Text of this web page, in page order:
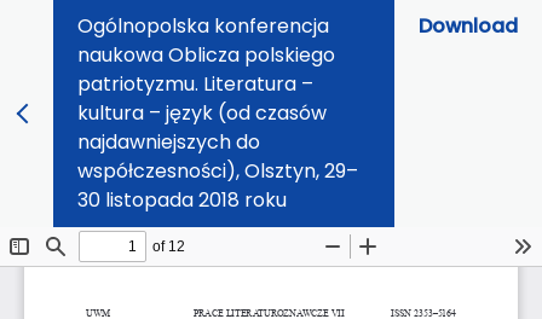
Ogólnopolska konferencja
naukowa Oblicza polskiego
patriotyzmu. Literatura –
kultura – język (od czasów
najdawniejszych do
współczesności), Olsztyn, 29–
30 listopada 2018 roku
Download